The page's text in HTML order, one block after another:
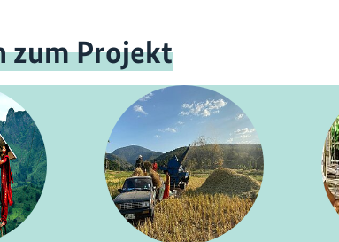
zum Projekt